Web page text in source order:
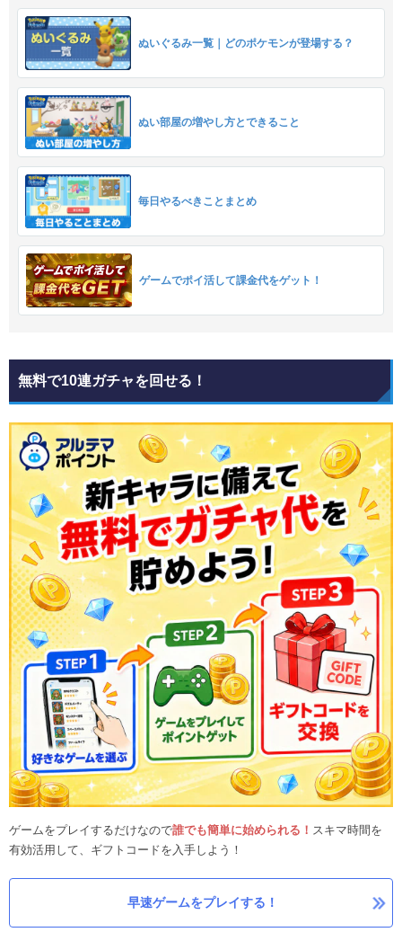
ぬいぐるみ一覧｜どのポケモンが登場する？
ぬい部屋の増やし方とできること
毎日やるべきことまとめ
ゲームでポイ活して課金代をゲット！
無料で10連ガチャを回せる！
ゲームをプレイするだけなので誰でも簡単に始められる！ スキマ時間を
有効活用して、ギフトコードを入手しよう！
早速ゲームをプレイする！